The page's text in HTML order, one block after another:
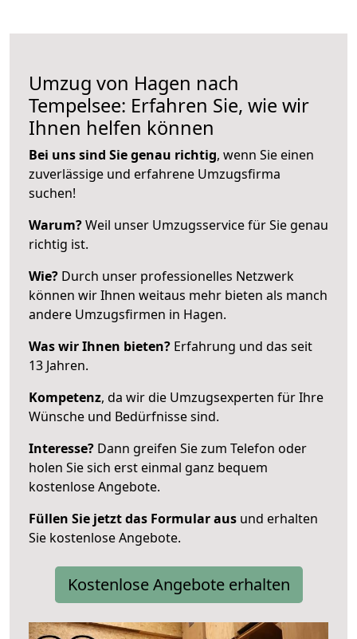
Umzug von Hagen nach
Tempelsee: Erfahren Sie, wie wir
Ihnen helfen können
Bei uns sind Sie genau richtig, wenn Sie einen
zuverlässige und erfahrene Umzugsfirma
suchen!
Warum?Weil unser Umzugsservice für Sie genau
richtig ist.
Wie? Durch unser professionelles Netzwerk
können wir Ihnen weitaus mehr bieten als manch
andere Umzugsfirmen in Hagen.
Was wir Ihnen bieten? Erfahrung und das seit
13 Jahren.
Kompetenz, da wir die Umzugsexperten für Ihre
Wünsche und Bedürfnisse sind.
Interesse? Dann greifen Sie zum Telefon oder
holen Sie sich erst einmal ganz bequem
kostenlose Angebote.
Füllen Sie jetzt das Formular aus und erhalten
Sie kostenlose Angebote.
Kostenlose Angebote erhalten